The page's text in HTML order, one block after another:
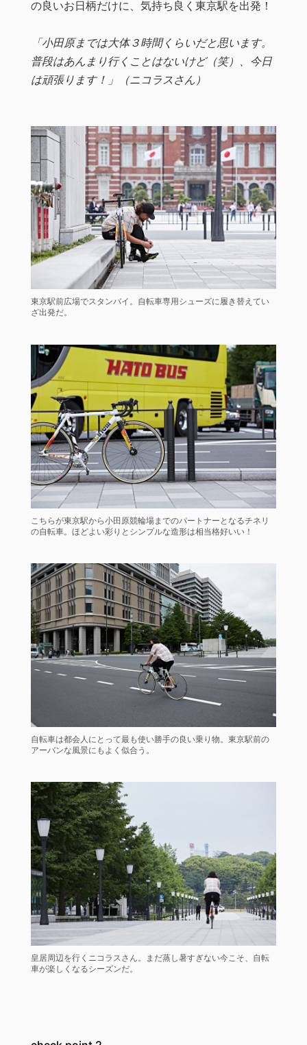
の良いお日柄だけに、気持ち良く東京駅を出発！
「小田原までは大体３時間くらいだと思います。
普段はあんまり行くことはないけど（笑）、今日
は頑張ります！」（ニコラスさん）
東京駅前広場でスタンバイ。自転車専用シューズに履き替えてい
ざ出発だ。
こちらが東京駅から小田原競輪場までのパートナーとなるチネリ
の自転車。ほどよい彩りとシンプルな造形は相当格好いい！
自転車は都会人にとって最も使い勝手の良い乗り物。東京駅前の
アーバンな風景にもよく似合う。
皇居周辺を行くニコラスさん。まだ蒸し暑すぎない今こそ、自転
車が楽しくなるシーズンだ。